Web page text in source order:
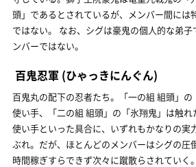
頭」であるとされているが、メンバー間には
ではない。 なお、シグは豪鬼の個人的な弟
ンバーではない。
百鬼忍軍 (ひゃっきにんぐん)
百鬼丸の配下の忍者たち。「一の組 組頭」
使い手、「二の組 組頭」の「氷翔鬼」は触
使い手といった具合に、いずれもかなりの実
ぶれ。だが、ほとんどのメンバーはシグの圧
時間稼ぎすらできず次々に蹴散らされていく。